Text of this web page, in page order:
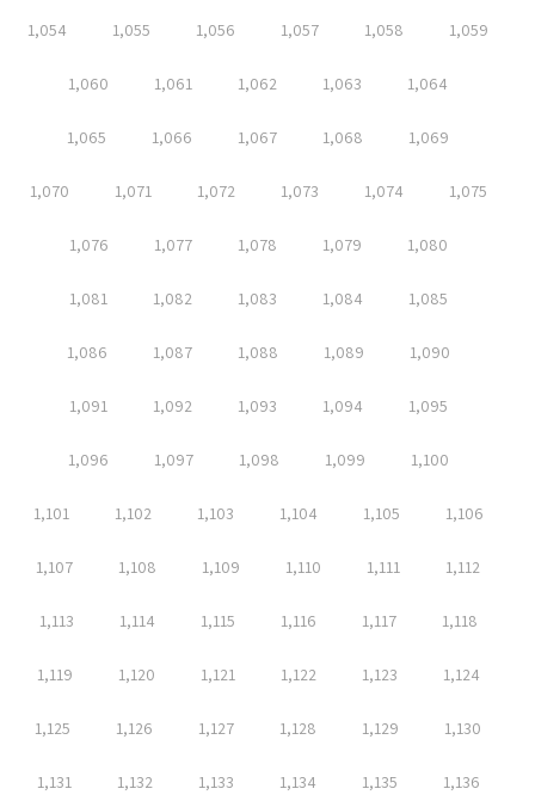
1,054 1,055 1,056 1,057 1,058 1,059
1,060 1,061 1,062 1,063 1,064
1,065 1,066 1,067 1,068 1,069
1,070 1,071 1,072 1,073 1,074 1,075
1,076 1,077 1,078 1,079 1,080
1,081 1,082 1,083 1,084 1,085
1,086 1,087 1,088 1,089 1,090
1,091 1,092 1,093 1,094 1,095
1,096 1,097 1,098 1,099 1,100
1,101 1,102 1,103 1,104 1,105 1,106
1,107 1,108 1,109 1,110 1,111 1,112
1,113 1,114 1,115 1,116 1,117 1,118
1,119 1,120 1,121 1,122 1,123 1,124
1,125 1,126 1,127 1,128 1,129 1,130
1,131 1,132 1,133 1,134 1,135 1,136